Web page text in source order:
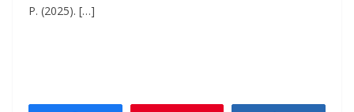
P. (2025). […]